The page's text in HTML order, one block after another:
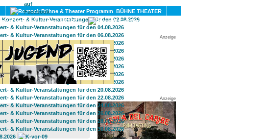
BÜHNE THEATER
SPORT
Anzeige
Anzeige